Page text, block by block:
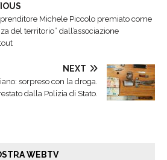
Michele Piccolo premiato come
del territorio” dall’associazione
NEXT
sorpreso con la droga.
dalla Polizia di Stato.
WEBTV